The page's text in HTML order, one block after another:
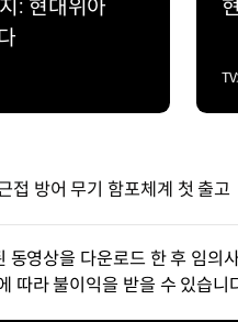
: 현대위아
TV
접 방어 무기 함포체계 첫 출고
동영상을 다운로드 한 후 임의
따라 불이익을 받을 수 있습니